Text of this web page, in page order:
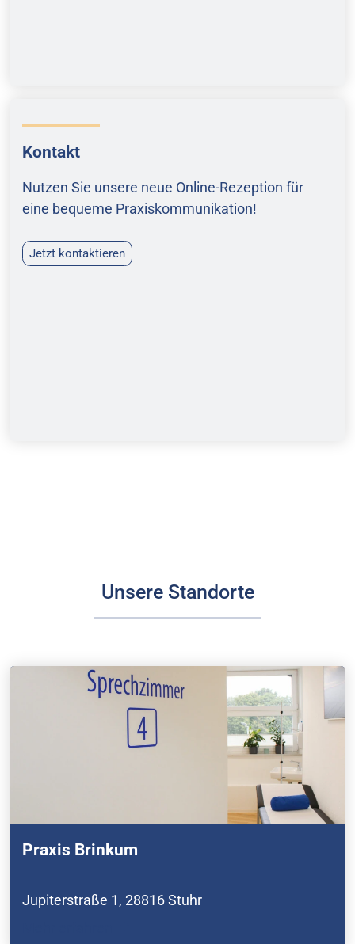
Kontakt
Nutzen Sie unsere neue Online-Rezeption für
eine bequeme Praxiskommunikation!
Jetzt kontaktieren
Unsere Standorte
Praxis Brinkum
Jupiterstraße 1, 28816 Stuhr